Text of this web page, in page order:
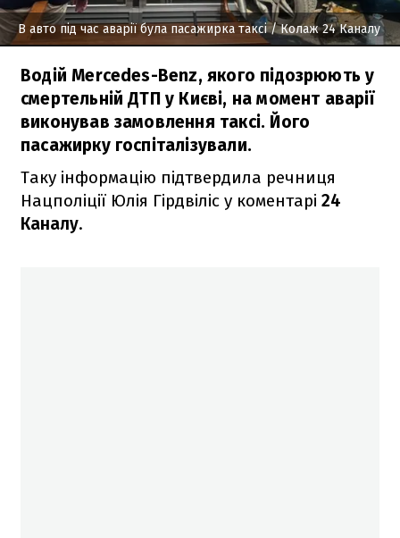
В авто під час аварії була пасажирка таксі/ Колаж 24 Каналу
Водій Mercedes-Benz, якого підозрюють у
смертельній ДТП у Києві, на момент аварії
виконував замовлення таксі. Його
пасажирку госпіталізували.
Таку інформацію підтвердила речниця
Нацполіції Юлія Гірдвіліс у коментарі 24
Каналу.